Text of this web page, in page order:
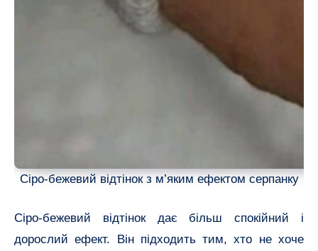
Сіро-бежевий відтінок з м’яким ефектом серпанку
Сіро-бежевий відтінок дає більш спокійний і
дорослий ефект. Він підходить тим, хто не хоче